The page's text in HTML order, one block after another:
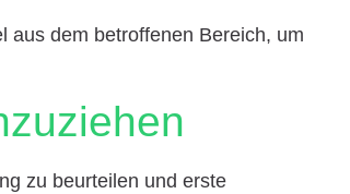
aus dem betroffenen Bereich, um
zu beurteilen und erste